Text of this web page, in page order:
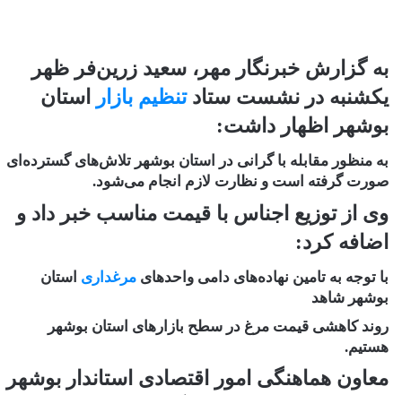
به گزارش خبرنگار مهر، سعید زرین‌فر ظهر
یکشنبه در نشست ستاد تنظیم بازار
استان
بوشهر اظهار داشت:
به منظور مقابله با گرانی در استان بوشهر تلاش‌های گسترده‌ای
صورت گرفته است و نظارت لازم انجام می‌شود.
وی از توزیع اجناس با قیمت مناسب خبر داد و
اضافه کرد:
با توجه به تامین نهاده‌های دامی واحدهای مرغداری استان
بوشهر شاهد
روند کاهشی قیمت مرغ در سطح بازارهای استان بوشهر
هستیم.
معاون هماهنگی امور اقتصادی استاندار بوشهر